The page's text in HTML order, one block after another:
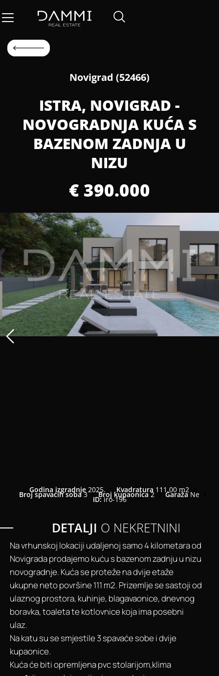
Novigrad (52466)
ISTRA, NOVIGRAD -
NOVOGRADNJA KUĆA S
BAZENOM ZADNJA U
NIZU
€ 390.000
Godina izgradnje 2025. Kvadratura 111,00 m2
Broj spavaćih soba3 Broj kupaonica2 GaražaNe
ID:iro-196
DETALJI O NEKRETNINI
Na vrhunskoj lokaciji udaljenoj samo 4 kilometara od
Novigrada prodajemo kuću s bazenom zadnju u nizu
novogradnje. Kuća se proteže na dvije etaže
ukupne neto površine 111 m2. Prizemlje se sastoji od
ulaznog prostora, kuhinje, blagavaonice, dnevnog
boravka, toaleta te kotlovnice koja ima posebni
ulaz.
Na katu su se smjestile 3 spavaće sobe i dvije
kupaonice.
Kuća će biti opremljena pvc stolarijom,klima